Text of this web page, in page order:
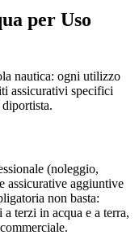
per Uso
nautica: ogni utilizzo
assicurativi specifici
(noleggio,
assicurative aggiuntive
non basta:
terzi in acqua e a terra,